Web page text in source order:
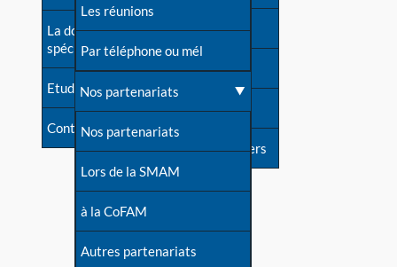
Mythes et vérités
Devenir animatrice ?
Une question sur le site
La documentation
spécialisée
Etudes récentes
Contact
Soutenir LLL
Livre d'or
Forum
S'inscrire à nos newsletters
Les réunions
Par téléphone ou mél
Nos partenariats
Nos partenariats
Lors de la SMAM
à la CoFAM
Autres partenariats